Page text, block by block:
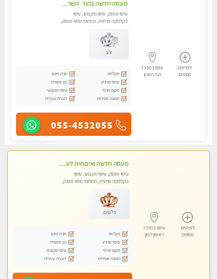
לפרטים
נוספים
עיסוי במרכז
הוד השרון
מעסה חדשה בהוד -השרון -כל סוגי העיסויים מעסה מקצועית ואיכותית פרטי!!!מומלץ לחלוטין!!
עיסוי מפנק, עיסוי מקצועי, עיסוי
בקלניקה פרטית, מתחמי ספא מפנק,
זהב
מקלחת
חניה חינם
עיסוי מרגיע
נקי ומסודר
מקום פרטי
עיסוי מקצועי
תמונה אמיתית
דוברת עיברית
055-4532055
לפרטים
נוספים
עיסוי במרכז
ראשון לציון
מעסה חדשה ואיכותית לעיסוי מרגיע ומפנק VIP-מומלץ לחלוטין! פרטי! ​​​​​​ Highly recommended
עיסוי מפנק, עיסוי מקצועי, עיסוי
בקלניקה פרטית, מתחמי ספא מפנק,
פלטינה
מקלחת
חניה חינם
עיסוי מרגיע
נקי ומסודר
מקום פרטי
עיסוי מקצועי
תמונה אמיתית
דוברת עיברית